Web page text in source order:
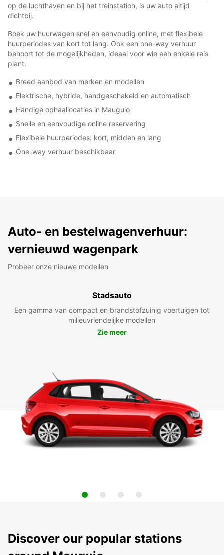
op de luchthaven en bij het treinstation, is uw auto altijd
dichtbij.
Boek uw huurwagen snel en eenvoudig online, met flexibele
huurperiodes van kort tot lang. Ook een one-way verhuur
behoort tot de mogelijkheden, ideaal voor wie een enkele reis
plant.
Breed aanbod van merken en modellen
Elektrische, hybride, handgeschakeld en automatisch
Handige ophaallocaties in Mauguio
Snelle en eenvoudige online reservering
Flexibele huurperiodes: kort, midden en lang
One-way verhuur beschikbaar
Auto- en bestelwagenverhuur:
vernieuwd wagenpark
Probeer onze nieuwe modellen
Stadsauto
Een gamma van compact en brandstofzuinig voertuigen tot
milieuvriendelijke modellen
Zie meer
Discover our popular stations